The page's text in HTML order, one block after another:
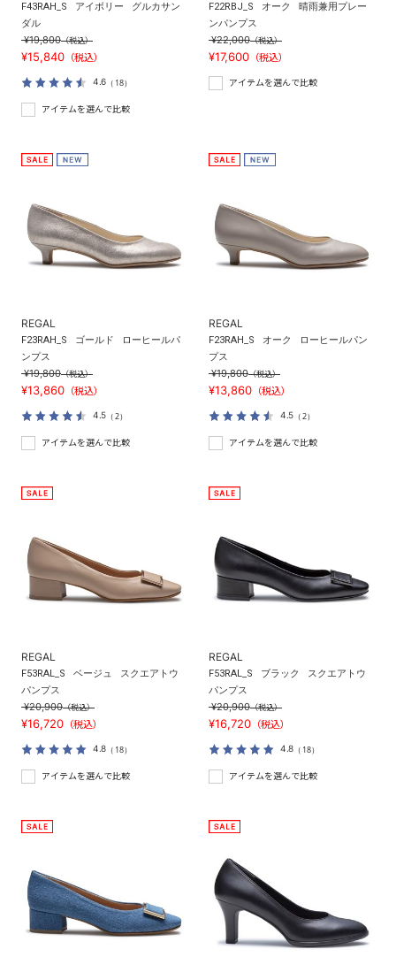
F43RAH_S アイボリー
グルカサン
ダル
¥19,800（税込）
¥15,840 （税込）
4.6 （18）
アイテムを選んで比較
F22RBJ_S オーク
晴雨兼用プレー
ンパンプス
¥22,000（税込）
¥17,600 （税込）
アイテムを選んで比較
REGAL
F23RAH_S ゴールド
ローヒールパ
ンプス
¥19,800（税込）
¥13,860 （税込）
4.5 （2）
アイテムを選んで比較
REGAL
F23RAH_S オーク
ローヒールパン
プス
¥19,800（税込）
¥13,860 （税込）
4.5 （2）
アイテムを選んで比較
REGAL
F53RAL_S ベージュ
スクエアトウ
パンプス
¥20,900（税込）
¥16,720 （税込）
4.8 （18）
アイテムを選んで比較
REGAL
F53RAL_S ブラック
スクエアトウ
パンプス
¥20,900（税込）
¥16,720 （税込）
4.8 （18）
アイテムを選んで比較